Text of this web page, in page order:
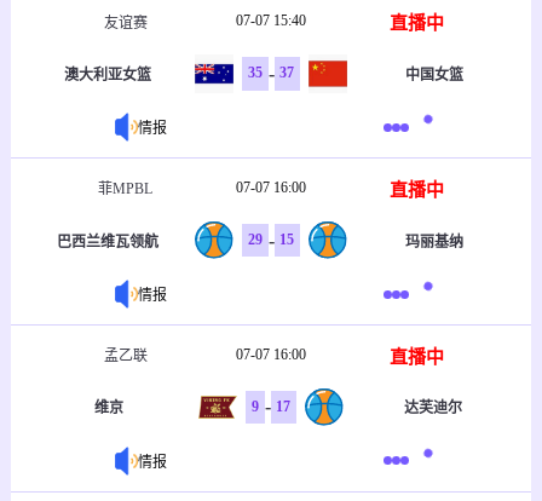
友谊赛 07-07 15:40 直播中
澳大利亚女篮 35 - 37 中国女篮
情报
菲MPBL 07-07 16:00 直播中
巴西兰维瓦领航 29 - 15 玛丽基纳
情报
孟乙联 07-07 16:00 直播中
维京 9 - 17 达芙迪尔
情报